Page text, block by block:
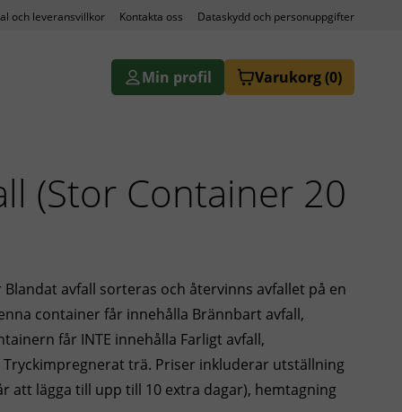
och leveransvillkor Kontakta oss Dataskydd och personuppgifter
Min profil Varukorg(0)
(Stor Container 20
avfall sorteras och återvinns avfallet på en
container får innehålla Brännbart avfall,
får INTE innehålla Farligt avfall,
trä. Priser inkluderar utställning
att lägga till upp till 10 extra dagar), hemtagning